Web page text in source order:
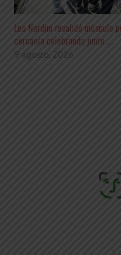
Leo Nardini revalidó músculo
cercanía celebrando junto ...
9 agosto, 2026